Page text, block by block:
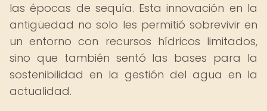
las épocas de sequía. Esta innovación en la
antigüedad no solo les permitió sobrevivir en
un entorno con recursos hídricos limitados,
sino que también sentó las bases para la
sostenibilidad en la gestión del agua en la
actualidad.